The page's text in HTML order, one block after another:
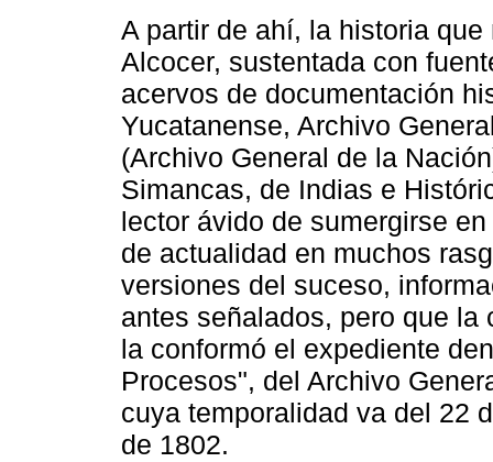
A partir de ahí, la historia
Alcocer, sustentada con
acervos de documentación
Yucatanense, Archivo
(Archivo General de la
Simancas, de Indias e
lector ávido de sumergirse
de actualidad en muchos
versiones del suceso,
antes señalados, pero que
la conformó el expediente
Procesos", del Archivo
cuya temporalidad va del 22
de 1802.